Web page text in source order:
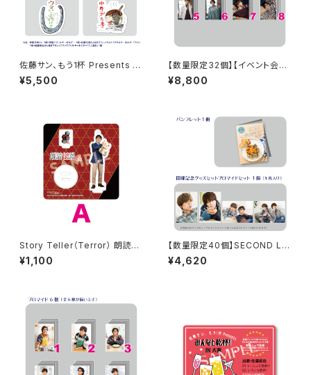
佐藤サン、もう1杯 Presents み
んなに会いに行くよ！IN 大阪 グ
ッズセット
¥5,500
【数量限定32個】【イベント会場
特典付き】SECOND LINE Pre
sents みんなに会いに行くよ!
¥8,800
Story Teller（Terror） 朗読・
怪談 -呪- 加藤将之さん柄 アク
リルスタンド
¥1,100
【数量限定40個】SECOND LIN
E Presents みんなに会いに行
くよ! 第47回 in 静岡 開催記念
¥4,620